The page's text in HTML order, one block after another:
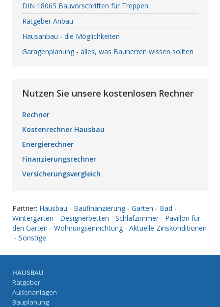
DIN 18065 Bauvorschriften für Treppen
Ratgeber Anbau
Hausanbau - die Möglichkeiten
Garagenplanung - alles, was Bauherren wissen sollten
Nutzen Sie unsere kostenlosen Rechner
Rechner
Kostenrechner Hausbau
Energierechner
Finanzierungsrechner
Versicherungsvergleich
Partner: Hausbau - Baufinanzierung - Garten - Bad -
Wintergarten - Designerbetten - Schlafzimmer - Pavillon für
den Garten - Wohnungseinrichtung - Aktuelle Zinskonditionen
- Sonstige
HAUSBAU
Ratgeber
Außenanlagen
Bauplanung